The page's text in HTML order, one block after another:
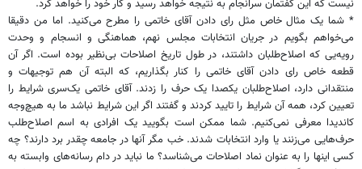
نیست که این گفتمان سرانجام به نتیجه خواهد رسید و کار خود را خواهد کرد.
* شما یک مثال خاص مثل رای دادن آقای خاتمی را مطرح می‌کنید. اما من دقیقا
می‌خواهم بگویم در جریان انتخابات مجلس نهم، هماهنگی و انسجام و وحدت
رویه‌یی که اصلاح‌طلبان داشتند، در طول تاریخ اصلاحات بی‌نظیر بوده است. اگر آن
قطعه خاص رای دادن آقای خاتمی را کنار بگذاریم، که البته آن هم توجیهات و
منتقدانی دارد، اصلاح‌طلبان یکصدا یک حرف را زدند. آقای خاتمی یک‌سری شرایط را
تعیین کرد، همه آن شرایط را تایید کردند و گفتند اگر این شرایط نباشد ما به هیچ‌وجه
کاندیدا معرفی نمی‌کنیم. شما ممکن است بگویید یک افرادی به اسم اصلاح‌طلب
حرف‌هایی می‌زنند یا وارد انتخابات شدند. خب مگر آنها در جامعه چقدر برد دارند؟ چه
کسی اینها را به عنوان نماد اصلاحات می‌شناسد؟ ما نباید در دام رسانه‌های وابسته به